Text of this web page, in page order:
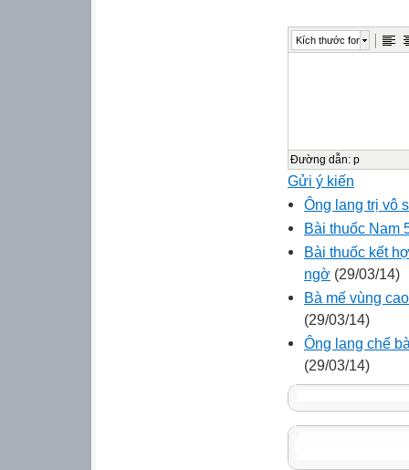
Kích thước font
Đường dẫn: p
Gửi ý kiến
Ông lang trị vô
Bài thuốc Nam
Bài thuốc kết
ngờ (29/03/14)
Bà mế vùng
(29/03/14)
Ông lang chế
(29/03/14)